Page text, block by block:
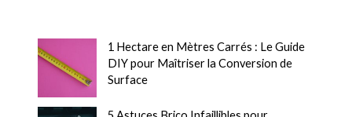
1 Hectare en Mètres Carrés : Le Guide
DIY pour Maîtriser la Conversion de
Surface